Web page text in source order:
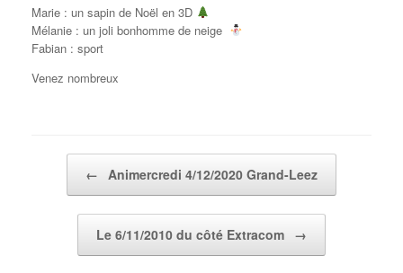
Marie : un sapin de Noël en 3D
Mélanie : un joli bonhomme de neige
Fabian : sport
Venez nombreux
← Animercredi 4/12/2020 Grand-Leez
Le 6/11/2010 du côté Extracom →